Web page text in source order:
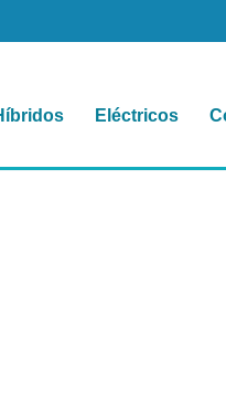
Eléctricos